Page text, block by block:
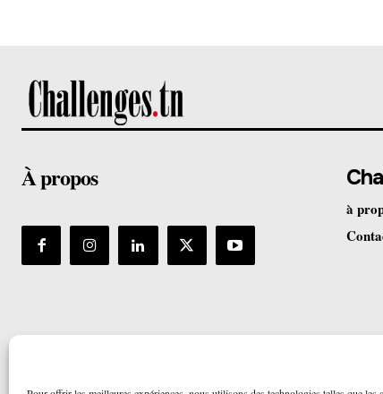
À propos
à